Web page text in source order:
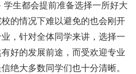
学生都会提前准备选择一所好大
的情况下难以避免的也会刚开
，针对全体同学来讲，选择一
好的发展前途，而受欢迎专业
绝大多数同学们也十分清晰。